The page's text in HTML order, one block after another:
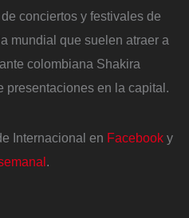
conciertos y festivales de
mundial que suelen atraer a
colombiana Shakira
en la capital.
Internacional en Facebook y
.